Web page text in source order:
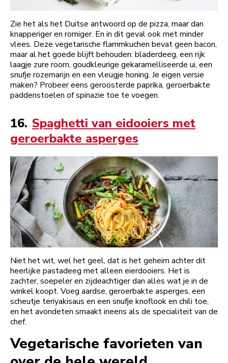
Zie het als het Duitse antwoord op de pizza, maar dan
knapperiger en romiger. En in dit geval ook met minder
vlees. Deze vegetarische flammkuchen bevat geen bacon,
maar al het goede blijft behouden: bladerdeeg, een rijk
laagje zure room, goudkleurige gekaramelliseerde ui, een
snufje rozemarijn en een vleugje honing. Je eigen versie
maken? Probeer eens geroosterde paprika, geroerbakte
paddenstoelen of spinazie toe te voegen.
16. Spaghetti van eidooiers met
geroerbakte asperges
Niet het wit, wel het geel, dat is het geheim achter dit
heerlijke pastadeeg met alleen eierdooiers. Het is
zachter, soepeler en zijdeachtiger dan alles wat je in de
winkel koopt. Voeg aardse, geroerbakte asperges, een
scheutje teriyakisaus en een snufje knoflook en chili toe,
en het avondeten smaakt ineens als de specialiteit van de
chef.
Vegetarische favorieten van